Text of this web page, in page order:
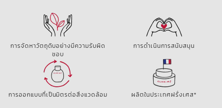
การจัดหาวัตถุดิบอย่างมีความรับผิด
ชอบ
การดำเนินการสนับสนุน
การออกแบบที่เป็นมิตรต่อสิ่งแวดล้อม ผลิตในประเทศฝรั่งเศส*